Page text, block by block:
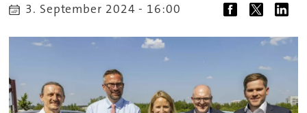
3. September 2024 - 16:00